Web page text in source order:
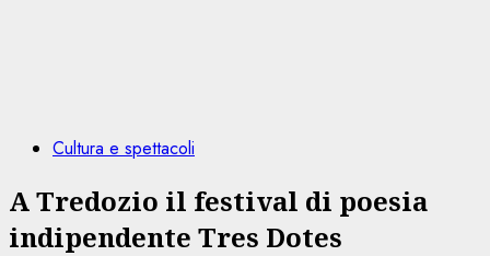
Cultura e spettacoli
A Tredozio il festival di poesia
indipendente Tres Dotes